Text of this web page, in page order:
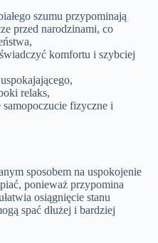
szumu przypominają
przed narodzinami, co
komfortu i szybciej
relaks,
fizyczne i
sposobem na uspokojenie
ponieważ przypomina
osiągnięcie stanu
spać dłużej i bardziej